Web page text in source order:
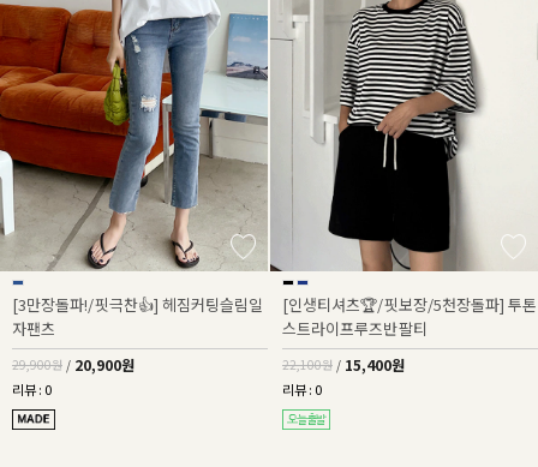
[3만장돌파!/핏극찬👍] 헤짐커팅슬림일
자팬츠
29,900원 / 20,900원
리뷰 : 0
[인생티셔츠🏆/핏보장/5천장돌파] 투톤
스트라이프루즈반팔티
22,100원 / 15,400원
리뷰 : 0